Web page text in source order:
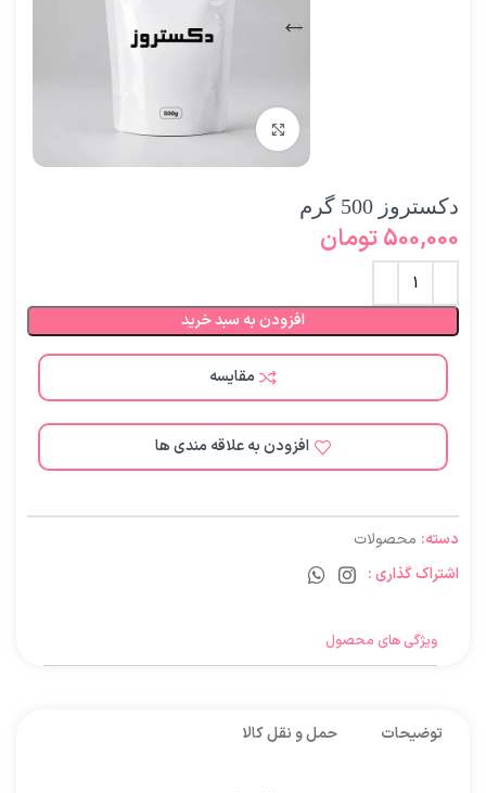
برای بزرگنمایی کلیک کنید
دکستروز 500 گرم
500,000تومان
افزودن به سبد خرید
مقایسه
افزودن به علاقه مندی ها
دسته: محصولات
اشتراک گذاری :
ویژگی های محصول
توضیحات حمل و نقل کالا